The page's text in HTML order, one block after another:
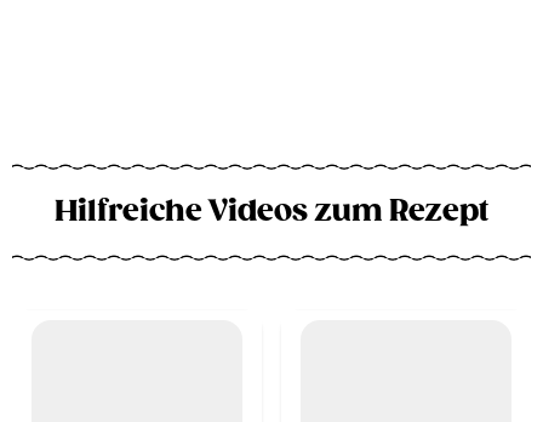
Hilfreiche Videos zum Rezept